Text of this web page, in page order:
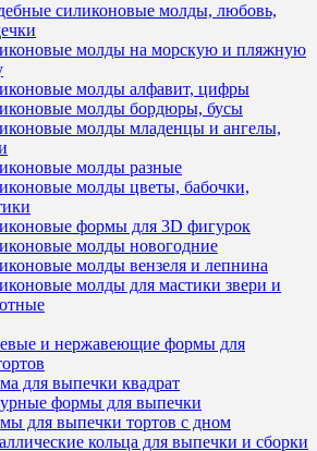
силиконовые молды, любовь,
молды на морскую и пляжную
молды алфавит, цифры
молды бордюры, бусы
молды младенцы и ангелы,
молды разные
молды цветы, бабочки,
формы для 3D фигурок
молды новогодние
молды вензеля и лепнина
молды для мастики звери и
и нержавеющие формы для
для выпечки квадрат
формы для выпечки
для выпечки тортов с дном
кольца для выпечки и сборки
new
руб.
В
К
В
округлая